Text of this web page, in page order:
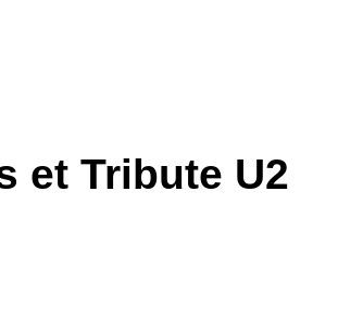
et Tribute U2